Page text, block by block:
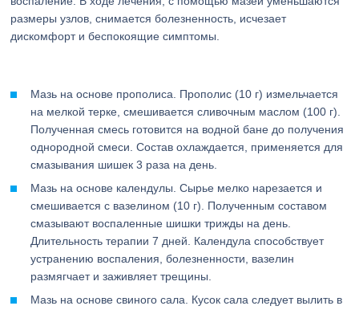
размеры узлов, снимается болезненность, исчезает
дискомфорт и беспокоящие симптомы.
Мазь на основе прополиса. Прополис (10 г) измельчается
на мелкой терке, смешивается сливочным маслом (100 г).
Полученная смесь готовится на водной бане до получения
однородной смеси. Состав охлаждается, применяется для
смазывания шишек 3 раза на день.
Мазь на основе календулы. Сырье мелко нарезается и
смешивается с вазелином (10 г). Полученным составом
смазывают воспаленные шишки трижды на день.
Длительность терапии 7 дней. Календула способствует
устранению воспаления, болезненности, вазелин
размягчает и заживляет трещины.
Мазь на основе свиного сала. Кусок сала следует вылить в